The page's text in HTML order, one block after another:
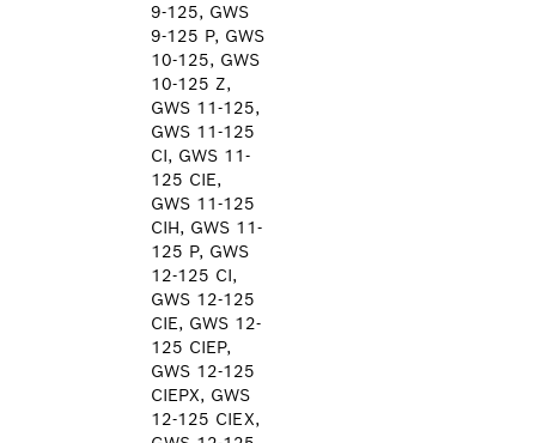
9-125, GWS
9-125 P, GWS
10-125, GWS
10-125 Z,
GWS 11-125,
GWS 11-125
CI, GWS 11-
125 CIE,
GWS 11-125
CIH, GWS 11-
125 P, GWS
12-125 CI,
GWS 12-125
CIE, GWS 12-
125 CIEP,
GWS 12-125
CIEPX, GWS
12-125 CIEX,